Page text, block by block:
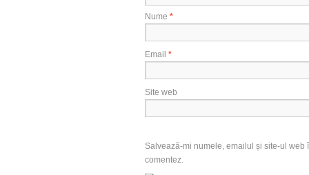
Nume *
Email *
Site web
Salvează-mi numele, emailul și site-ul
comentez.